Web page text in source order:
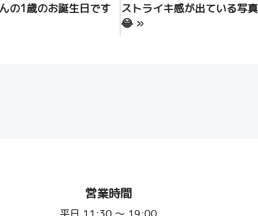
の1歳のお誕生日です
ストライキ感が出ている写
😂 »
営業時間